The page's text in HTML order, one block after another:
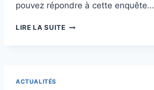
pouvez répondre à cette enquête…
LIRE LA SUITEENQUÊTE
ACTUALITÉS